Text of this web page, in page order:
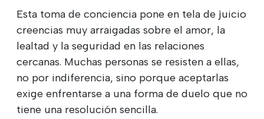
Esta toma de conciencia pone en tela de juicio
creencias muy arraigadas sobre el amor, la
lealtad y la seguridad en las relaciones
cercanas. Muchas personas se resisten a ellas,
no por indiferencia, sino porque aceptarlas
exige enfrentarse a una forma de duelo que no
tiene una resolución sencilla.